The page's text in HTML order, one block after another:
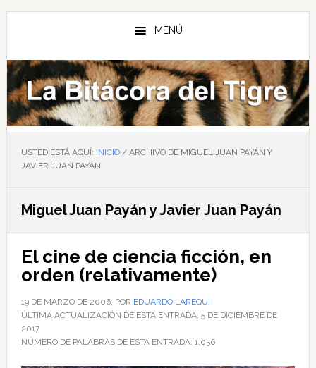
Saltar
principal
Saltar
barra
lateral
principal
Saltar
de
página
MENÚ
USTED ESTÁ AQUÍ: INICIO /ARCHIVO DE MIGUEL JUAN PAYÁN Y
JAVIER JUAN PAYÁN
Miguel Juan Payán y Javier Juan Payán
El cine de ciencia ficción, en
orden (relativamente)
19 DE MARZO DE 2006, POR EDUARDO LAREQUI
ÚLTIMA ACTUALIZACIÓN DE ESTA ENTRADA: 5 DE DICIEMBRE DE
2017
NÚMERO DE PALABRAS DE ESTA ENTRADA: 1,056